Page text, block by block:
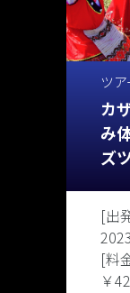
ツ
カ
み
ズ
[出
[料
￥